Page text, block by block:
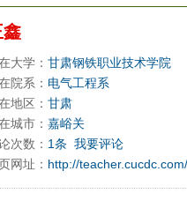
鑫
大学： 甘肃钢铁职业技术学院
院系： 电气工程系
地区： 甘肃
城市： 嘉峪关
次数： 1条 我要评论
网址： http://